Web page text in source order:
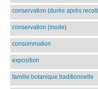
conservation (durée après
conservation (mode)
consommation
exposition
famille botanique traditionnelle